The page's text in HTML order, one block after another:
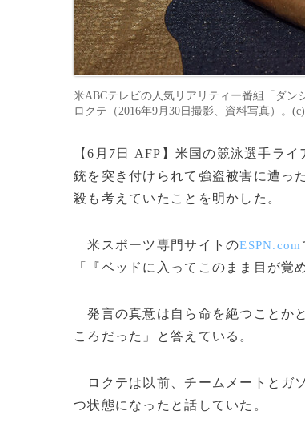
米ABCテレビの人気リアリティー番組「ダン
ロクテ（2016年9月30日撮影、資料写真）。
【6月7日 AFP】米国の競泳選手ラ
銃を突き付けられて強盗被害に遭っ
殺も考えていたことを明かした。
米スポーツ専門サイトのESPN.com
「『ベッドに入ってこのまま目が覚
発言の真意は自ら命を絶つことか
ころだった」と答えている。
ロクテは以前、チームメートとガ
つ状態になったと話していた。